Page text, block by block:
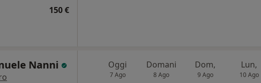
150 €
Nanni Oggi
7 Ago
Domani
8 Ago
Dom,
9 Ago
Lun,
10 Ago